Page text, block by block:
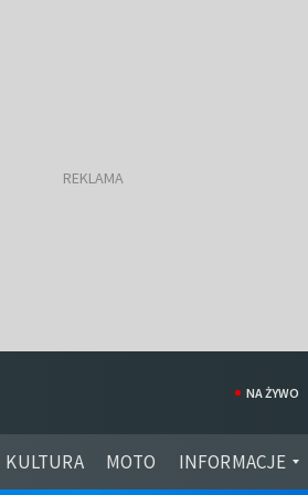
KULTURA MOTO INFORMACJE
NA ŻYWO